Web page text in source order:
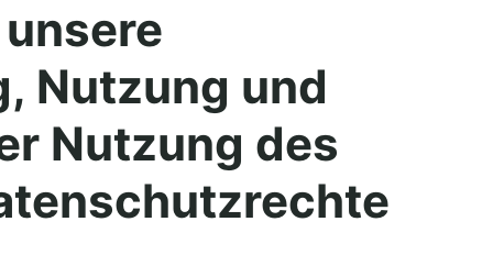
Nutzung und
Nutzung des